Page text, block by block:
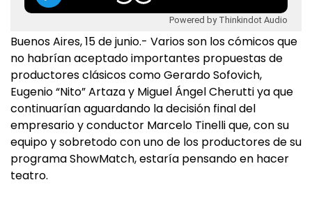
Powered by Thinkindot Audio
Buenos Aires, 15 de junio.- Varios son los cómicos que
no habrían aceptado importantes propuestas de
productores clásicos como Gerardo Sofovich,
Eugenio “Nito” Artaza y Miguel Ángel Cherutti ya que
continuarían aguardando la decisión final del
empresario y conductor Marcelo Tinelli que, con su
equipo y sobretodo con uno de los productores de su
programa ShowMatch, estaría pensando en hacer
teatro.